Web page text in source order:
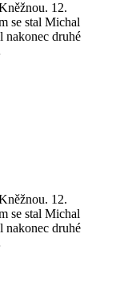
12.
se stal Michal
nakonec druhé
12.
se stal Michal
nakonec druhé